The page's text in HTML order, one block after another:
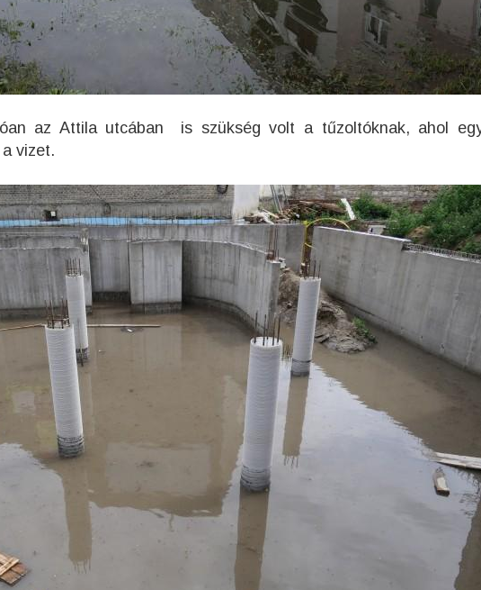
az Attila utcában is szükség volt a tűzoltóknak, ahol
vizet.